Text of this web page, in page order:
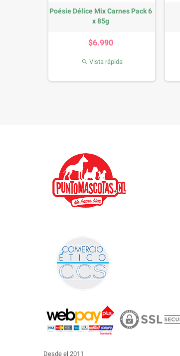
Poésie Délice Mix Carnes Pack 6
x 85g
$6.990
 Vista rápida
Desde el 2011